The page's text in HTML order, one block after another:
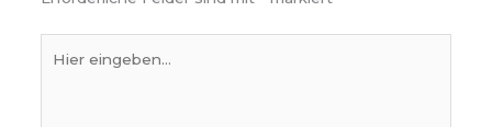
eingeben…